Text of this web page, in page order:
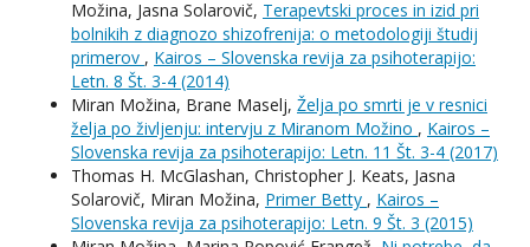
Možina, Jasna Solarovič, Terapevtski proces in izid pri
bolnikih z diagnozo shizofrenija: o metodologiji študij
primerov , Kairos – Slovenska revija za psihoterapijo:
Letn. 8 Št. 3-4 (2014)
Miran Možina, Brane Maselj, Želja po smrti je v resnici
želja po življenju: intervju z Miranom Možino , Kairos –
Slovenska revija za psihoterapijo: Letn. 11 Št. 3-4 (2017)
Thomas H. McGlashan, Christopher J. Keats, Jasna
Solarovič, Miran Možina, Primer Betty , Kairos –
Slovenska revija za psihoterapijo: Letn. 9 Št. 3 (2015)